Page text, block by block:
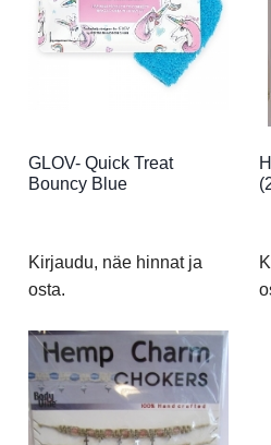
GLOV- Quick Treat
Bouncy Blue
Kirjaudu, näe hinnat ja
osta.